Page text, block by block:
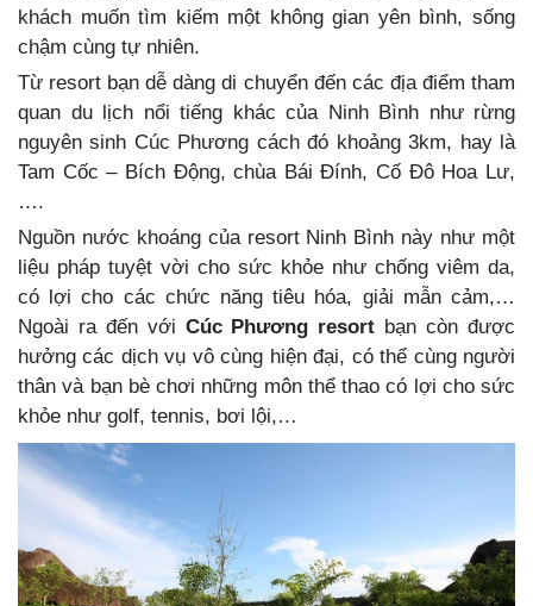
khách muốn tìm kiếm một không gian yên bình, sống
chậm cùng tự nhiên.
Từ resort bạn dễ dàng di chuyển đến các địa điểm tham
quan du lịch nổi tiếng khác của Ninh Bình như rừng
nguyên sinh Cúc Phương cách đó khoảng 3km, hay là
Tam Cốc – Bích Động, chùa Bái Đính, Cố Đô Hoa Lư,
….
Nguồn nước khoáng của resort Ninh Bình này như một
liệu pháp tuyệt vời cho sức khỏe như chống viêm da,
có lợi cho các chức năng tiêu hóa, giải mẫn cảm,…
Ngoài ra đến với Cúc Phương resort bạn còn được
hưởng các dịch vụ vô cùng hiện đại, có thể cùng người
thân và bạn bè chơi những môn thể thao có lợi cho sức
khỏe như golf, tennis, bơi lội,…